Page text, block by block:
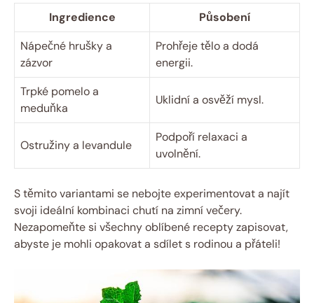
Ingredience
Působení
Nápečné hrušky a
zázvor
Prohřeje tělo a dodá
energii.
Trpké pomelo a
meduňka
Uklidní a osvěží mysl.
Ostružiny a levandule
Podpoří relaxaci a
uvolnění.
S těmito variantami se nebojte experimentovat a najít
svoji ideální kombinaci chutí na zimní večery.
Nezapomeňte si všechny oblíbené recepty zapisovat,
abyste je mohli opakovat a sdílet s rodinou a přáteli!